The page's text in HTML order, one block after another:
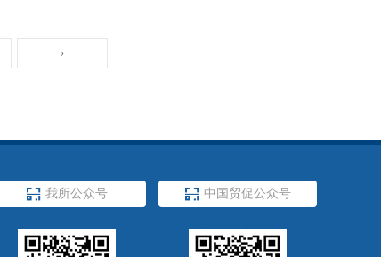
›
 我所公众号  中国贸促公众号